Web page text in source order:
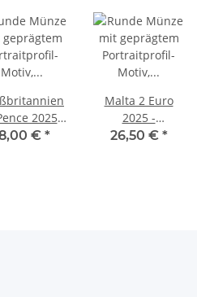
2025 -
of WWII
€ *
Malta 2 Euro
2025 -
Maltesischer
26,50 € *